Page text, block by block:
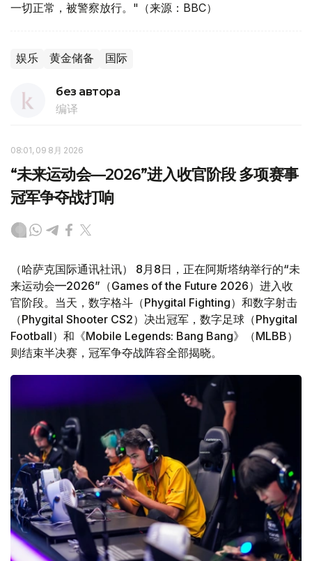
一切正常，被警察放行。"（来源：BBC）
娱乐 黄金储备 国际
без автора
编译
08:01, 09 8月 2026
“未来运动会—2026”进入收官阶段 多项赛事
冠军争夺战打响
（哈萨克国际通讯社讯） 8月8日，正在阿斯塔纳举行的“未
来运动会—2026”（Games of the Future 2026）进入收
官阶段。当天，数字格斗（Phygital Fighting）和数字射击
（Phygital Shooter CS2）决出冠军，数字足球（Phygital
Football）和《Mobile Legends: Bang Bang》（MLBB）
则结束半决赛，冠军争夺战阵容全部揭晓。